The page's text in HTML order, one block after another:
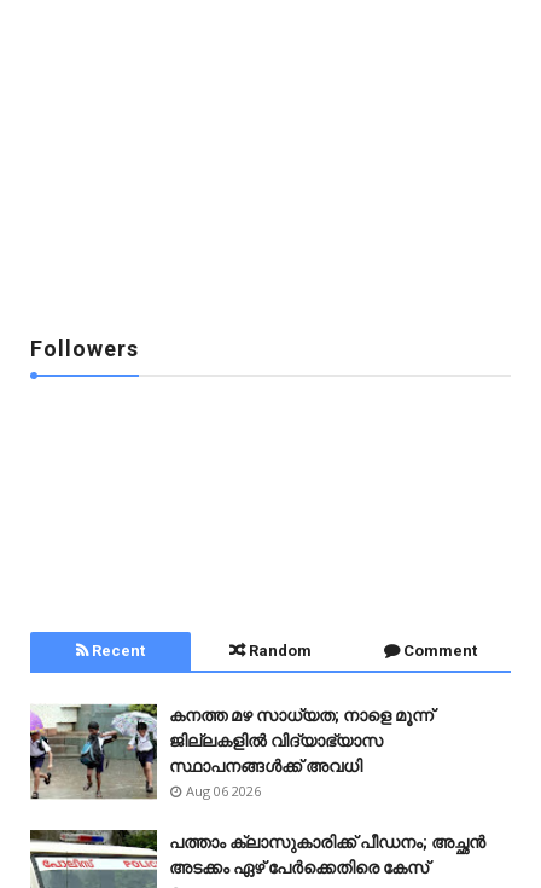
Followers
Recent Random Comment
കനത്ത മഴ സാധ്യത; നാളെ മൂന്ന്
ജില്ലകളിൽ വിദ്യാഭ്യാസ
സ്ഥാപനങ്ങൾക്ക് അവധി
Aug 06 2026
പത്താം ക്ലാസുകാരിക്ക് പീഡനം; അച്ഛൻ
അടക്കം ഏഴ് പേർക്കെതിരെ കേസ്